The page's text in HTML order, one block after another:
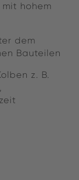
hohem
dem
Bauteilen
z. B.